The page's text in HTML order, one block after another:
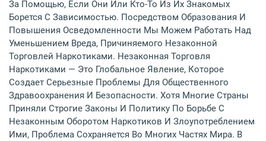
За Помощью, Если Они Или Кто-То Из Их Знакомых
Борется С Зависимостью. Посредством Образования И
Повышения Осведомленности Мы Можем Работать Над
Уменьшением Вреда, Причиняемого Незаконной
Торговлей Наркотиками. Незаконная Торговля
Наркотиками — Это Глобальное Явление, Которое
Создает Серьезные Проблемы Для Общественного
Здравоохранения И Безопасности. Хотя Многие Страны
Приняли Строгие Законы И Политику По Борьбе С
Незаконным Оборотом Наркотиков И Злоупотреблением
Ими, Проблема Сохраняется Во Многих Частях Мира. В